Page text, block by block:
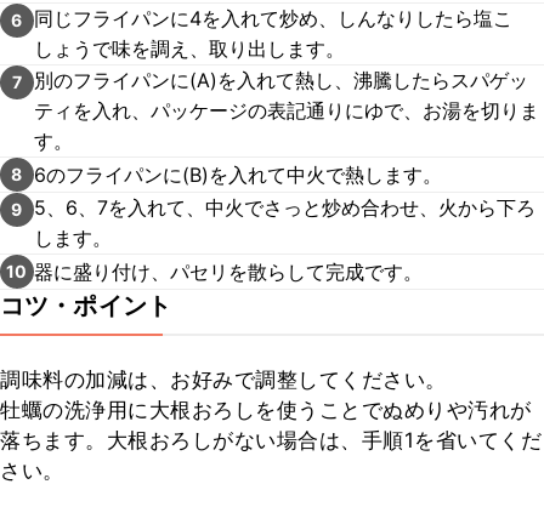
6
同じフライパンに4を入れて炒め、しんなりしたら塩こ
しょうで味を調え、取り出します。
7
別のフライパンに(A)を入れて熱し、沸騰したらスパゲッ
ティを入れ、パッケージの表記通りにゆで、お湯を切りま
す。
8 6のフライパンに(B)を入れて中火で熱します。
9
5、6、7を入れて、中火でさっと炒め合わせ、火から下ろ
します。
10 器に盛り付け、パセリを散らして完成です。
コツ・ポイント
調味料の加減は、お好みで調整してください。
牡蠣の洗浄用に大根おろしを使うことでぬめりや汚れが
落ちます。大根おろしがない場合は、手順1を省いてくだ
さい。